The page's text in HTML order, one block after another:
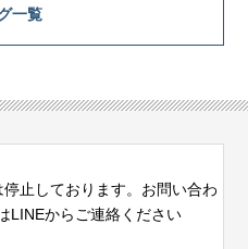
一覧
止しております。お問い合わ
LINEからご連絡ください